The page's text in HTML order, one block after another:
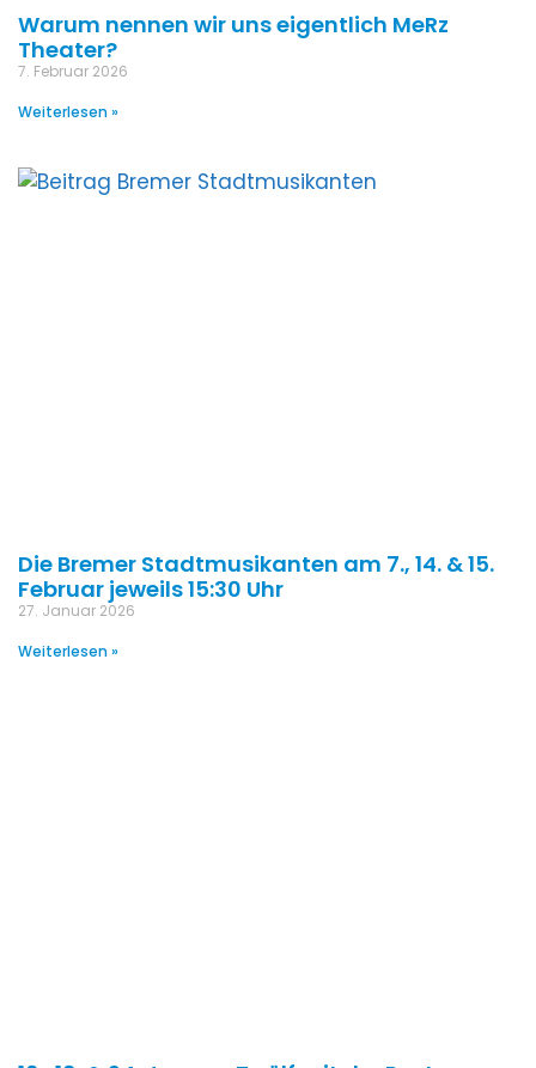
Warum nennen wir uns eigentlich MeRz
Theater?
7. Februar 2026
Weiterlesen »
Die Bremer Stadtmusikanten am 7., 14. & 15.
Februar jeweils 15:30 Uhr
27. Januar 2026
Weiterlesen »